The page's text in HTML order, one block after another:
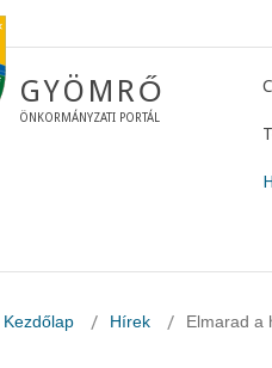
GYÖMRŐ
ÖNKORMÁNYZATI PORTÁL
Kezdőlap Hírek Elmarad a